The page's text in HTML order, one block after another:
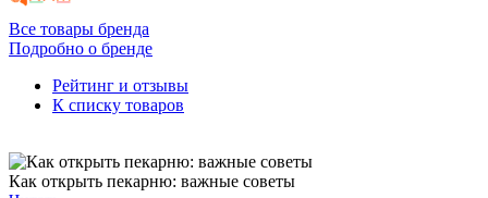
Все товары бренда
Подробно о бренде
Рейтинг и отзывы
К списку товаров
Как открыть пекарню: важные советы